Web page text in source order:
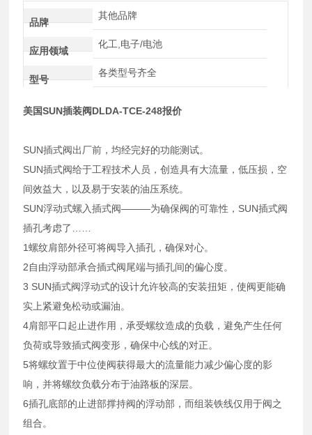
品牌
其他品牌
应用领域
化工,电子/电池
型号
各类型号齐全
美国SUN插装阀DLDA-TCE-248报价
SUN插式阀出厂前，均经完好的功能测试。
SUN插式阀给于工程技术人员，创造具有大流量，低压损，空
间效益大，以及易于安装的油压系统。
SUN浮动式螺入插式阀———为确保阀的可靠性，SUN插式阀
插孔考虑了……
1螺纹肩部外径可将阀导入插孔，确保对心。
2自由浮动部承合插式阀尾端与插孔间的偏心度。
3 SUN插式阀浮动式的设计允许较高的安装扭矩，使阀更能确
实上紧避免松动或漏油。
4肩部平口起止进作用，承受螺纹造成的负载，避免产生任何
负荷或导致插式阀变形，确保中心线的对正。
5将螺纹置于中位使阀获得最大的流量能力减少偏心度的影
响，并将螺纹负载分布于油路板的深层。
6插孔底部的止进部撑持阀的浮动部，而组装铁线仅用于阀之
组合。